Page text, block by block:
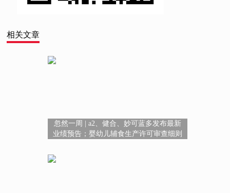
相关文章
忽然一周 | a2、健合、妙可蓝多发布最新
业绩预告；婴幼儿辅食生产许可审查细则